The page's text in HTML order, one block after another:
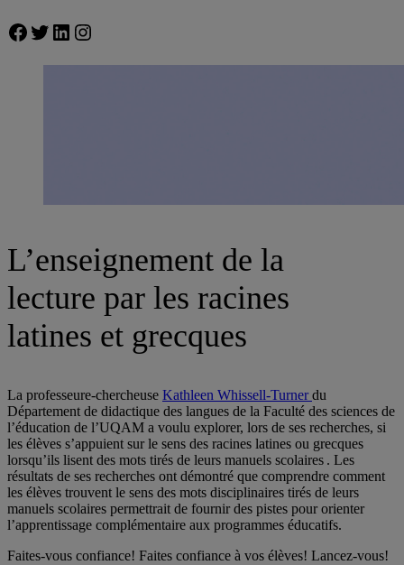
Facebook
Twitter
LinkedIn
Instagram
L’enseignement de la
lecture par les racines
latines et grecques
La professeure-chercheuse Kathleen Whissell-Turnerdu
Département de didactique des langues de la Faculté des sciences de
l’éducation de l’UQAM a voulu explorer, lors de ses recherches, si
les élèves s’appuient sur le sens des racines latines ou grecques
lorsqu’ils lisent des mots tirés de leurs manuels scolaires . Les
résultats de ses recherches ont démontré que comprendre comment
les élèves trouvent le sens des mots disciplinaires tirés de leurs
manuels scolaires permettrait de fournir des pistes pour orienter
l’apprentissage complémentaire aux programmes éducatifs.
Faites-vous confiance! Faites confiance à vos élèves! Lancez-vous!